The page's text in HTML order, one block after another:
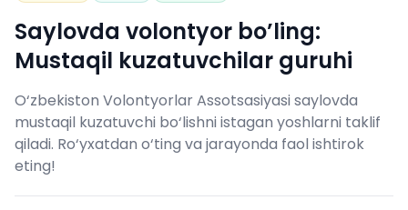
Saylovda volontyor bo’ling:
Mustaqil kuzatuvchilar guruhi
O‘zbekiston Volontyorlar Assotsasiyasi saylovda
mustaqil kuzatuvchi bo‘lishni istagan yoshlarni taklif
qiladi. Ro‘yxatdan o‘ting va jarayonda faol ishtirok
eting!